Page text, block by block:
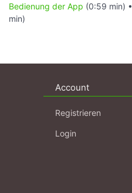
Bedienung der App (0:59 min) •
min)
Account
Registrieren
Login